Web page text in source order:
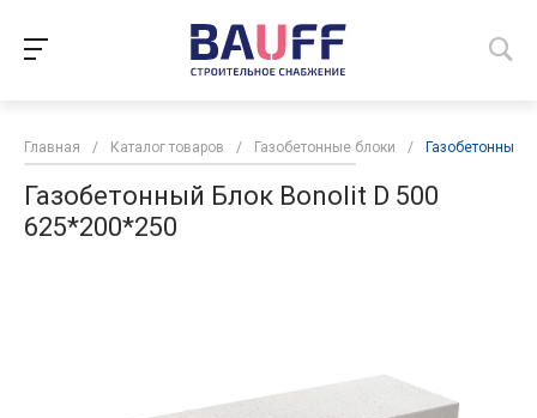
Главная / Каталог товаров / Газобетонные блоки / Газобетонный
Газобетонный Блок Bonolit D 500
625*200*250